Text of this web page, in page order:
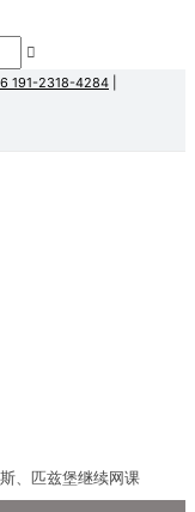
191-2318-4284
、匹兹堡继续网课